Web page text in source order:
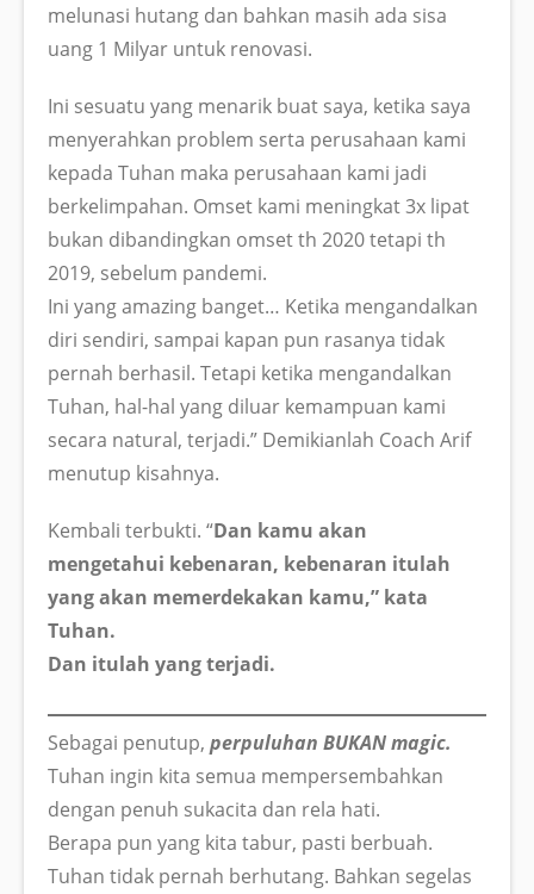
melunasi hutang dan bahkan masih ada sisa
uang 1 Milyar untuk renovasi.
Ini sesuatu yang menarik buat saya, ketika saya
menyerahkan problem serta perusahaan kami
kepada Tuhan maka perusahaan kami jadi
berkelimpahan. Omset kami meningkat 3x lipat
bukan dibandingkan omset th 2020 tetapi th
2019, sebelum pandemi.
Ini yang amazing banget… Ketika mengandalkan
diri sendiri, sampai kapan pun rasanya tidak
pernah berhasil. Tetapi ketika mengandalkan
Tuhan, hal-hal yang diluar kemampuan kami
secara natural, terjadi.” Demikianlah Coach Arif
menutup kisahnya.
Kembali terbukti. “Dan kamu akan
mengetahui kebenaran, kebenaran itulah
yang akan memerdekakan kamu,” kata
Tuhan.
Dan itulah yang terjadi.
Sebagai penutup, perpuluhan BUKAN magic.
Tuhan ingin kita semua mempersembahkan
dengan penuh sukacita dan rela hati.
Berapa pun yang kita tabur, pasti berbuah.
Tuhan tidak pernah berhutang. Bahkan segelas